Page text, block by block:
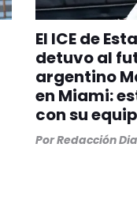
El ICE de
detuvo al
argentino
en Miami:
con su
PorRedacción